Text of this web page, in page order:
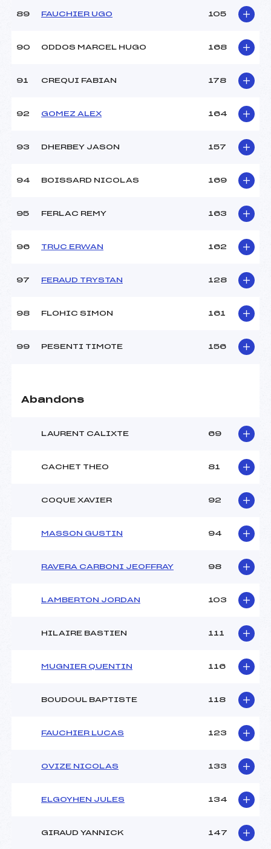
89 FAUCHIER UGO 105
90 ODDOS MARCEL HUGO 168
91 CREQUI FABIAN 178
92 GOMEZ ALEX 164
93 DHERBEY JASON 157
94 BOISSARD NICOLAS 169
95 FERLAC REMY 163
96 TRUC ERWAN 162
97 FERAUD TRYSTAN 128
98 FLOHIC SIMON 161
99 PESENTI TIMOTE 156
Abandons
LAURENT CALIXTE 69
CACHET THEO 81
COQUE XAVIER 92
MASSON GUSTIN 94
RAVERA CARBONI JEOFFRAY 98
LAMBERTON JORDAN 103
HILAIRE BASTIEN 111
MUGNIER QUENTIN 116
BOUDOUL BAPTISTE 118
FAUCHIER LUCAS 123
OVIZE NICOLAS 133
ELGOYHEN JULES 134
GIRAUD YANNICK 147